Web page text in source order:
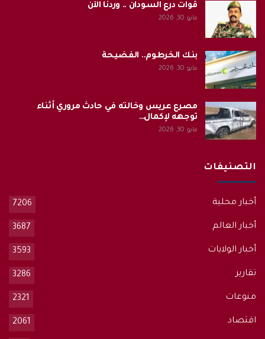
قوات درع السودان .. وردنا الآن
مايو 30, 2026
بنك الخرطوم.. الفضيحة
مايو 30, 2026
مصرع عريس وخالته في حادث مروري أثناء
توجهه لإكمال…
مايو 30, 2026
التصنيفات
أخبار محلية 7206
أخبار العالم 3687
أخبار الولايات 3593
تقارير 3286
منوعات 2321
اقتصاد 2061